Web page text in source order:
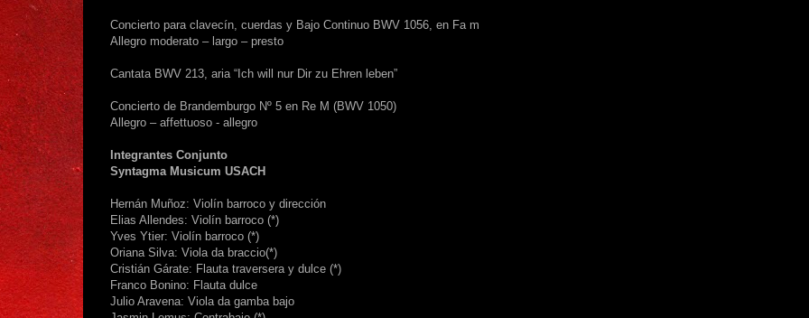
Concierto para clavecín, cuerdas y Bajo Continuo BWV 1056, en Fa m
Allegro moderato – largo – presto
Cantata BWV 213, aria “Ich will nur Dir zu Ehren leben”
Concierto de Brandemburgo Nº 5 en Re M (BWV 1050)
Allegro – affettuoso - allegro
Integrantes Conjunto
Syntagma Musicum USACH
Hernán Muñoz: Violín barroco y dirección
Elias Allendes: Violín barroco (*)
Yves Ytier: Violín barroco (*)
Oriana Silva: Viola da braccio(*)
Cristián Gárate: Flauta traversera y dulce (*)
Franco Bonino: Flauta dulce
Julio Aravena: Viola da gamba bajo